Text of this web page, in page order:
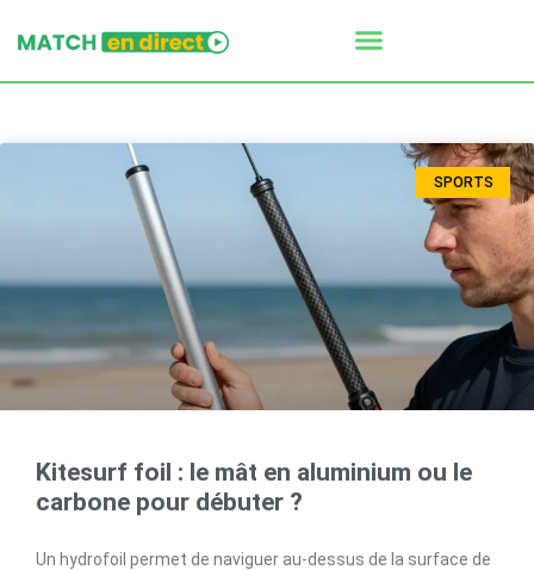
SPORTS
Kitesurf foil : le mât en aluminium ou le
carbone pour débuter ?
Un hydrofoil permet de naviguer au-dessus de la surface de